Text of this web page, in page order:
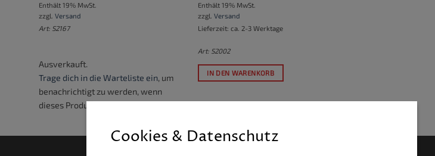
Enthält 19% MwSt.
zzgl.Versand
Art: S2167
Ausverkauft.
Trage dich in die Warteliste ein, um
benachrichtigt zu werden, wenn
dieses Produkt verfügbar wird.
Enthält 19% MwSt.
zzgl. Versand
Lieferzeit: ca. 2-3 Werktage
Art: S2002
IN DEN WARENKORB
Cookies & Datenschutz